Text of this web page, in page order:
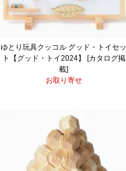
ゆとり玩具クッコル グッド・トイセッ
ト【グッド・トイ2024】 [カタログ掲
載]
お取り寄せ